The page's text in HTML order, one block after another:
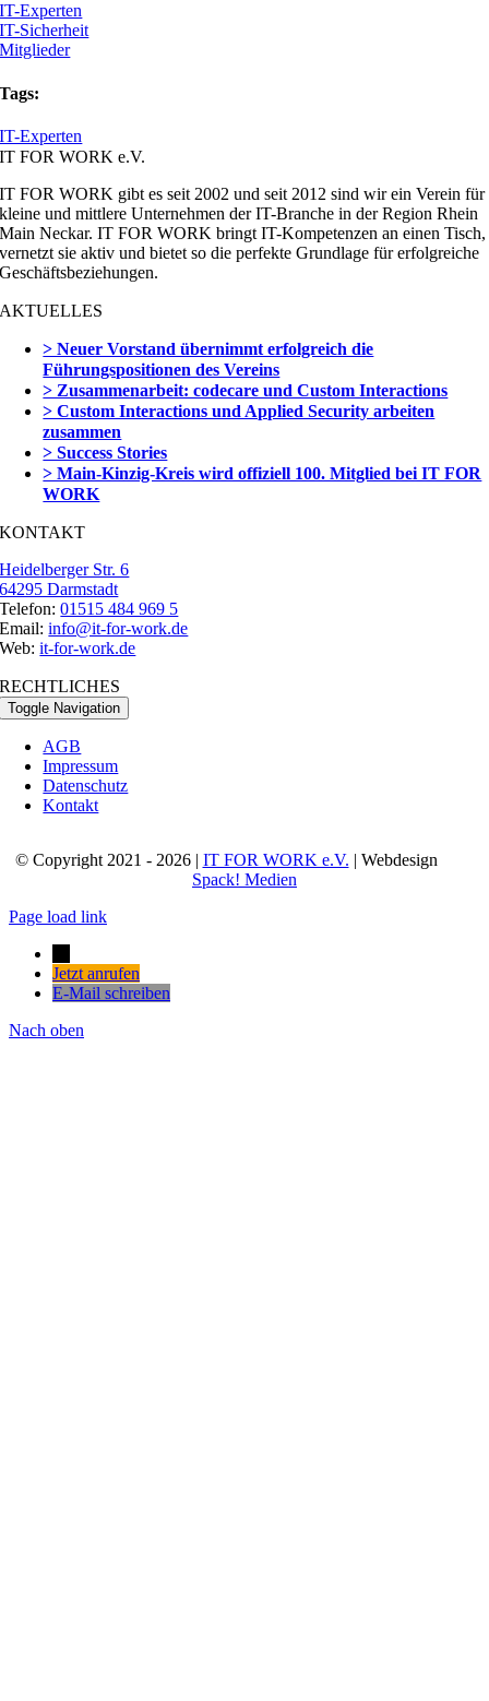
IT-Experten
IT-Sicherheit
Mitglieder
Tags:
IT-Experten
IT FOR WORK e.V.
IT FOR WORK gibt es seit 2002 und seit 2012 sind wir ein Verein für
kleine und mittlere Unternehmen der IT-Branche in der Region Rhein
Main Neckar. IT FOR WORK bringt IT-Kompetenzen an einen Tisch,
vernetzt sie aktiv und bietet so die perfekte Grundlage für erfolgreiche
Geschäftsbeziehungen.
AKTUELLES
> Neuer Vorstand übernimmt erfolgreich die
Führungspositionen des Vereins
> Zusammenarbeit: codecare und Custom Interactions
> Custom Interactions und Applied Security arbeiten
zusammen
> Success Stories
> Main-Kinzig-Kreis wird offiziell 100. Mitglied bei IT FOR
WORK
KONTAKT
Heidelberger Str. 6
64295 Darmstadt
Telefon:01515 484 969 5
Email:info@it-for-work.de
Web:it-for-work.de
RECHTLICHES
Toggle Navigation
AGB
Impressum
Datenschutz
Kontakt
© Copyright 2021 - 2026 | IT FOR WORK e.V. | Webdesign
Spack! Medien
Page load link
Jetzt anrufen
E-Mail schreiben
Nach oben